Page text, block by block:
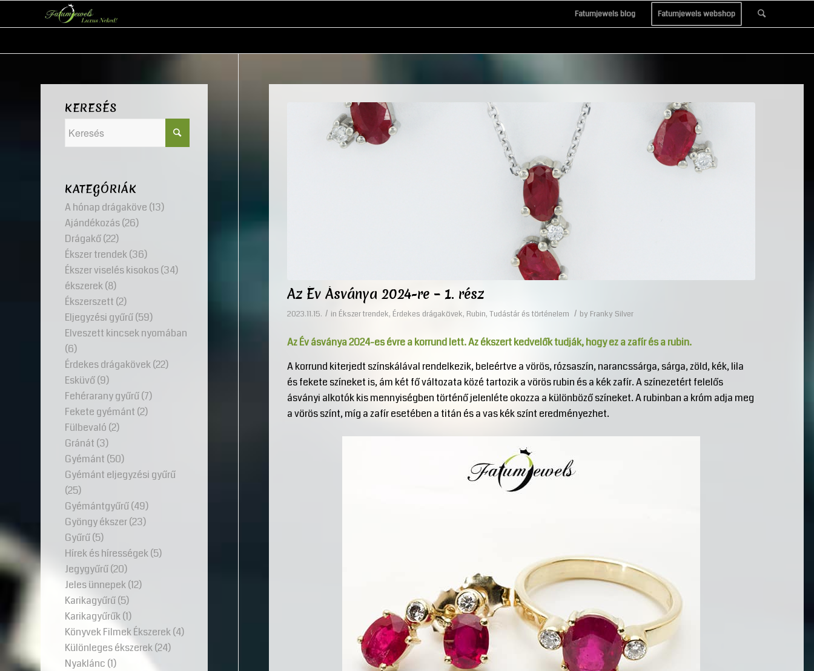
Fatumjewels blog Fatumjewels webshop
Az Év Ásványa 2024-re – 1. rész
2023.11.15. / in Ékszer trendek, Érdekes drágakövek, Rubin, Tudástár és történelem / by Franky Silver
Az Év ásványa 2024-es évre a korrund lett. Az ékszert kedvelők tudják, hogy ez a zafír és a rubin.
A korrund kiterjedt színskálával rendelkezik, beleértve a vörös, rózsaszín, narancssárga, sárga, zöld, kék, lila
és fekete színeket is, ám két fő változata közé tartozik a vörös rubin és a kék zafír. A színezetért felelős
ásványi alkotók kis mennyiségben történő jelenléte okozza a különböző színeket. A rubinban a króm adja meg
a vörös színt, míg a zafír esetében a titán és a vas kék színt eredményezhet.
KERESÉS
KATEGÓRIÁK
A hónap drágaköve (13)
Ajándékozás(26)
Drágakő(22)
Ékszer trendek(36)
Ékszer viselés kisokos(34)
ékszerek(8)
Ékszerszett (2)
Eljegyzési gyűrű(59)
Elveszett kincsek nyomában
(6)
Érdekes drágakövek(22)
Esküvő(9)
Fehérarany gyűrű(7)
Fekete gyémánt (2)
Fülbevaló (2)
Gránát (3)
Gyémánt (50)
Gyémánt eljegyzési gyűrű
(25)
Gyémántgyűrű(49)
Gyöngy ékszer(23)
Gyűrű(5)
Hírek és hírességek(5)
Jegygyűrű(20)
Jeles ünnepek(12)
Karikagyűrű(5)
Karikagyűrűk(1)
Könyvek Filmek Ékszerek(4)
Különleges ékszerek(24)
Nyaklánc (1)